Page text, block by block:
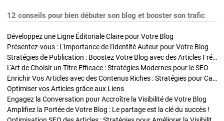
12 conseils pour bien débuter son blog et booster son trafic
Développez une Ligne Éditoriale Claire pour Votre Blog
Présentez-vous : L'Importance de l'Identité Auteur pour Votre Blog
Stratégies de Publication : Boostez Votre Blog avec des Articles Fréquents et Exclusifs
L'Art de Choisir un Titre Efficace : Stratégies Modernes pour le SEO
Enrichir Vos Articles avec des Contenus Riches : Stratégies pour Captiver et Optimiser
Optimiser vos Articles grâce aux Liens
Engagez la Conversation pour Accroître la Visibilité de Votre Blog
Amplifiez la Portée de Votre Blog : Le partage est la clé du succès !